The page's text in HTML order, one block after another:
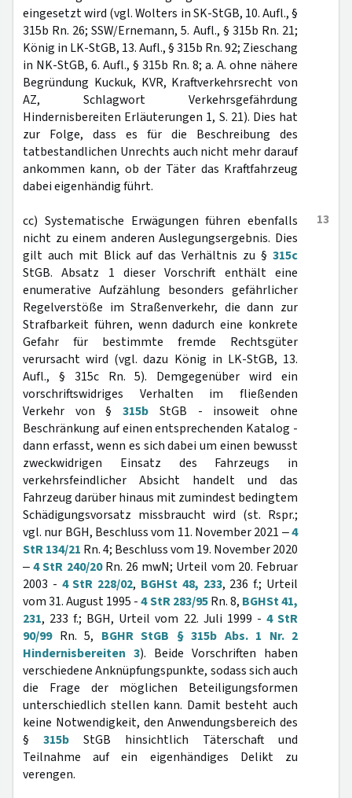
eingesetzt wird (vgl. Wolters in SK-StGB, 10. Aufl., §
315b Rn. 26; SSW/Ernemann, 5. Aufl., § 315b Rn. 21;
König in LK-StGB, 13. Aufl., § 315b Rn. 92; Zieschang
in NK-StGB, 6. Aufl., § 315b Rn. 8; a. A. ohne nähere
Begründung Kuckuk, KVR, Kraftverkehrsrecht von
AZ, Schlagwort Verkehrsgefährdung
Hindernisbereiten Erläuterungen 1, S. 21). Dies hat
zur Folge, dass es für die Beschreibung des
tatbestandlichen Unrechts auch nicht mehr darauf
ankommen kann, ob der Täter das Kraftfahrzeug
dabei eigenhändig führt.
13
cc) Systematische Erwägungen führen ebenfalls
nicht zu einem anderen Auslegungsergebnis. Dies
gilt auch mit Blick auf das Verhältnis zu § 315c
StGB. Absatz 1 dieser Vorschrift enthält eine
enumerative Aufzählung besonders gefährlicher
Regelverstöße im Straßenverkehr, die dann zur
Strafbarkeit führen, wenn dadurch eine konkrete
Gefahr für bestimmte fremde Rechtsgüter
verursacht wird (vgl. dazu König in LK-StGB, 13.
Aufl., § 315c Rn. 5). Demgegenüber wird ein
vorschriftswidriges Verhalten im fließenden
Verkehr von §315b StGB - insoweit ohne
Beschränkung auf einen entsprechenden Katalog -
dann erfasst, wenn es sich dabei um einen bewusst
zweckwidrigen Einsatz des Fahrzeugs in
verkehrsfeindlicher Absicht handelt und das
Fahrzeug darüber hinaus mit zumindest bedingtem
Schädigungsvorsatz missbraucht wird (st. Rspr.;
vgl. nur BGH, Beschluss vom 11. November 2021 ‒4
StR 134/21 Rn. 4; Beschluss vom 19. November 2020
‒4 StR 240/20Rn. 26 mwN; Urteil vom 20. Februar
2003 - 4 StR 228/02, BGHSt 48, 233, 236 f.; Urteil
vom 31. August 1995 -4 StR 283/95Rn. 8, BGHSt 41,
231, 233 f.; BGH, Urteil vom 22. Juli 1999 - 4 StR
90/99Rn. 5, BGHR StGB § 315b Abs. 1 Nr. 2
Hindernisbereiten 3). Beide Vorschriften haben
verschiedene Anknüpfungspunkte, sodass sich auch
die Frage der möglichen Beteiligungsformen
unterschiedlich stellen kann. Damit besteht auch
keine Notwendigkeit, den Anwendungsbereich des
§ 315b StGB hinsichtlich Täterschaft und
Teilnahme auf ein eigenhändiges Delikt zu
verengen.